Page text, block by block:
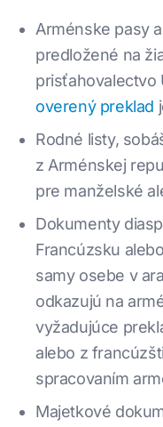
Arménske pasy
predložené na
prisťahovalectvo
overený preklad
Rodné listy,
z Arménskej
pre manželské
Dokumenty
Francúzsku
samy osebe v
odkazujú na
vyžadujúce
alebo z
spracovaním
Majetkové